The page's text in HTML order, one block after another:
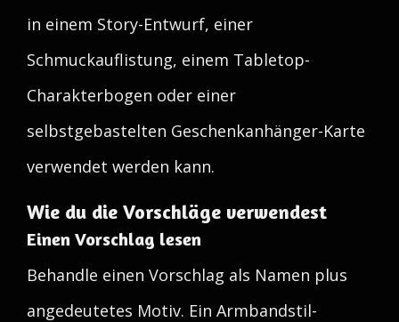
in einem Story-Entwurf, einer
Schmuckauflistung, einem Tabletop-
Charakterbogen oder einer
selbstgebastelten Geschenkanhänger-Karte
verwendet werden kann.
Wie du die Vorschläge verwendest
Einen Vorschlag lesen
Behandle einen Vorschlag als Namen plus
angedeutetes Motiv. Ein Armbandstil-